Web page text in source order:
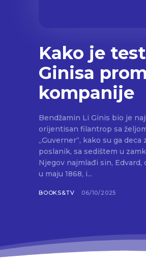
Kako je
Ginisa
kompanije
Bendžamin Li Ginis bio je
orijentisan filantrop sa
„Guverner“, kako su ga
poslanik, sa sedištem u zamku Ešford. Međutim u toj
Njegov najmlađi sin, Edvard,
u maju 1868, i...
BOOKS&TV 06/10/2025